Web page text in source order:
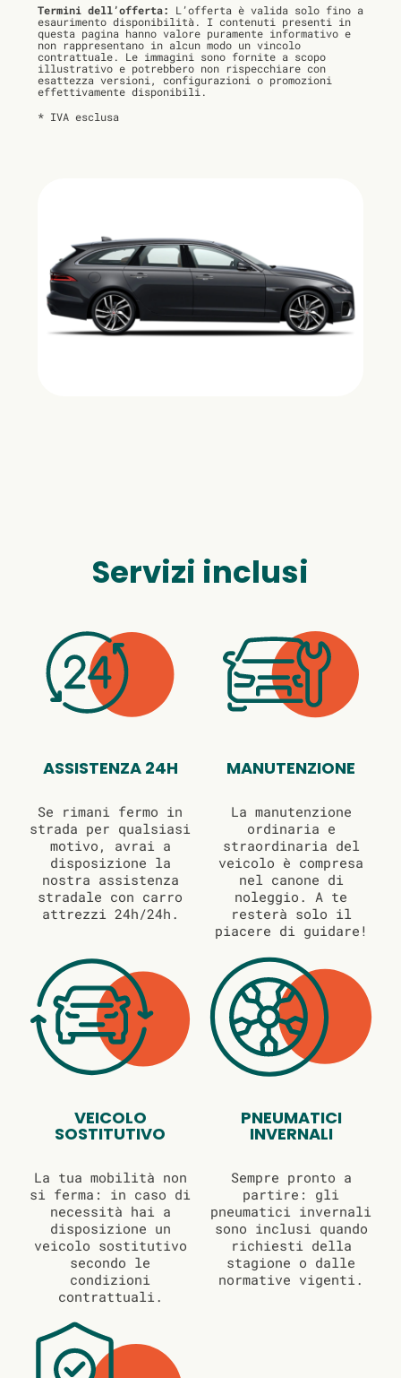
Termini dell’offerta:
L’offerta è valida solo fino a
esaurimento disponibilità. I contenuti presenti in
questa pagina hanno valore puramente informativo e
non rappresentano in alcun modo un vincolo
contrattuale. Le immagini sono fornite a scopo
illustrativo e potrebbero non rispecchiare con
esattezza versioni, configurazioni o promozioni
effettivamente disponibili.
* IVA esclusa
Servizi inclusi
ASSISTENZA 24H
Se rimani fermo in
strada per qualsiasi
motivo, avrai a
disposizione la
nostra assistenza
stradale con carro
attrezzi 24h/24h.
MANUTENZIONE
La manutenzione
ordinaria e
straordinaria del
veicolo è compresa
nel canone di
noleggio. A te
resterà solo il
piacere di guidare!
VEICOLO
SOSTITUTIVO
La tua mobilità non
si ferma: in caso di
necessità hai a
disposizione un
veicolo sostitutivo
secondo le
condizioni
contrattuali.
PNEUMATICI
INVERNALI
Sempre pronto a
partire: gli
pneumatici invernali
sono inclusi quando
richiesti della
stagione o dalle
normative vigenti.